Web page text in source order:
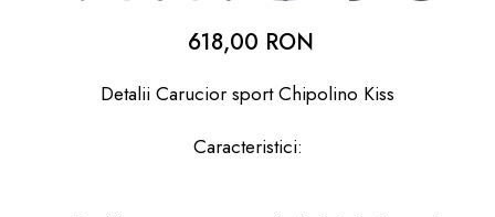
Produse îngrijire copii
Igiena copii
618,00 RON
Detalii Carucior sport Chipolino Kiss
Caracteristici: